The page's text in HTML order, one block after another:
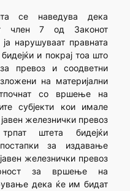
се наведува дека
член 7 од Законот
нарушуваат правната
и покрај тоа што
превоз и соодветни
на материјални
со вршење на
субјекти кои имале
железнички превоз
штета бидејќи
за издавање
железнички превоз
за вршење на
дека ќе им бидат